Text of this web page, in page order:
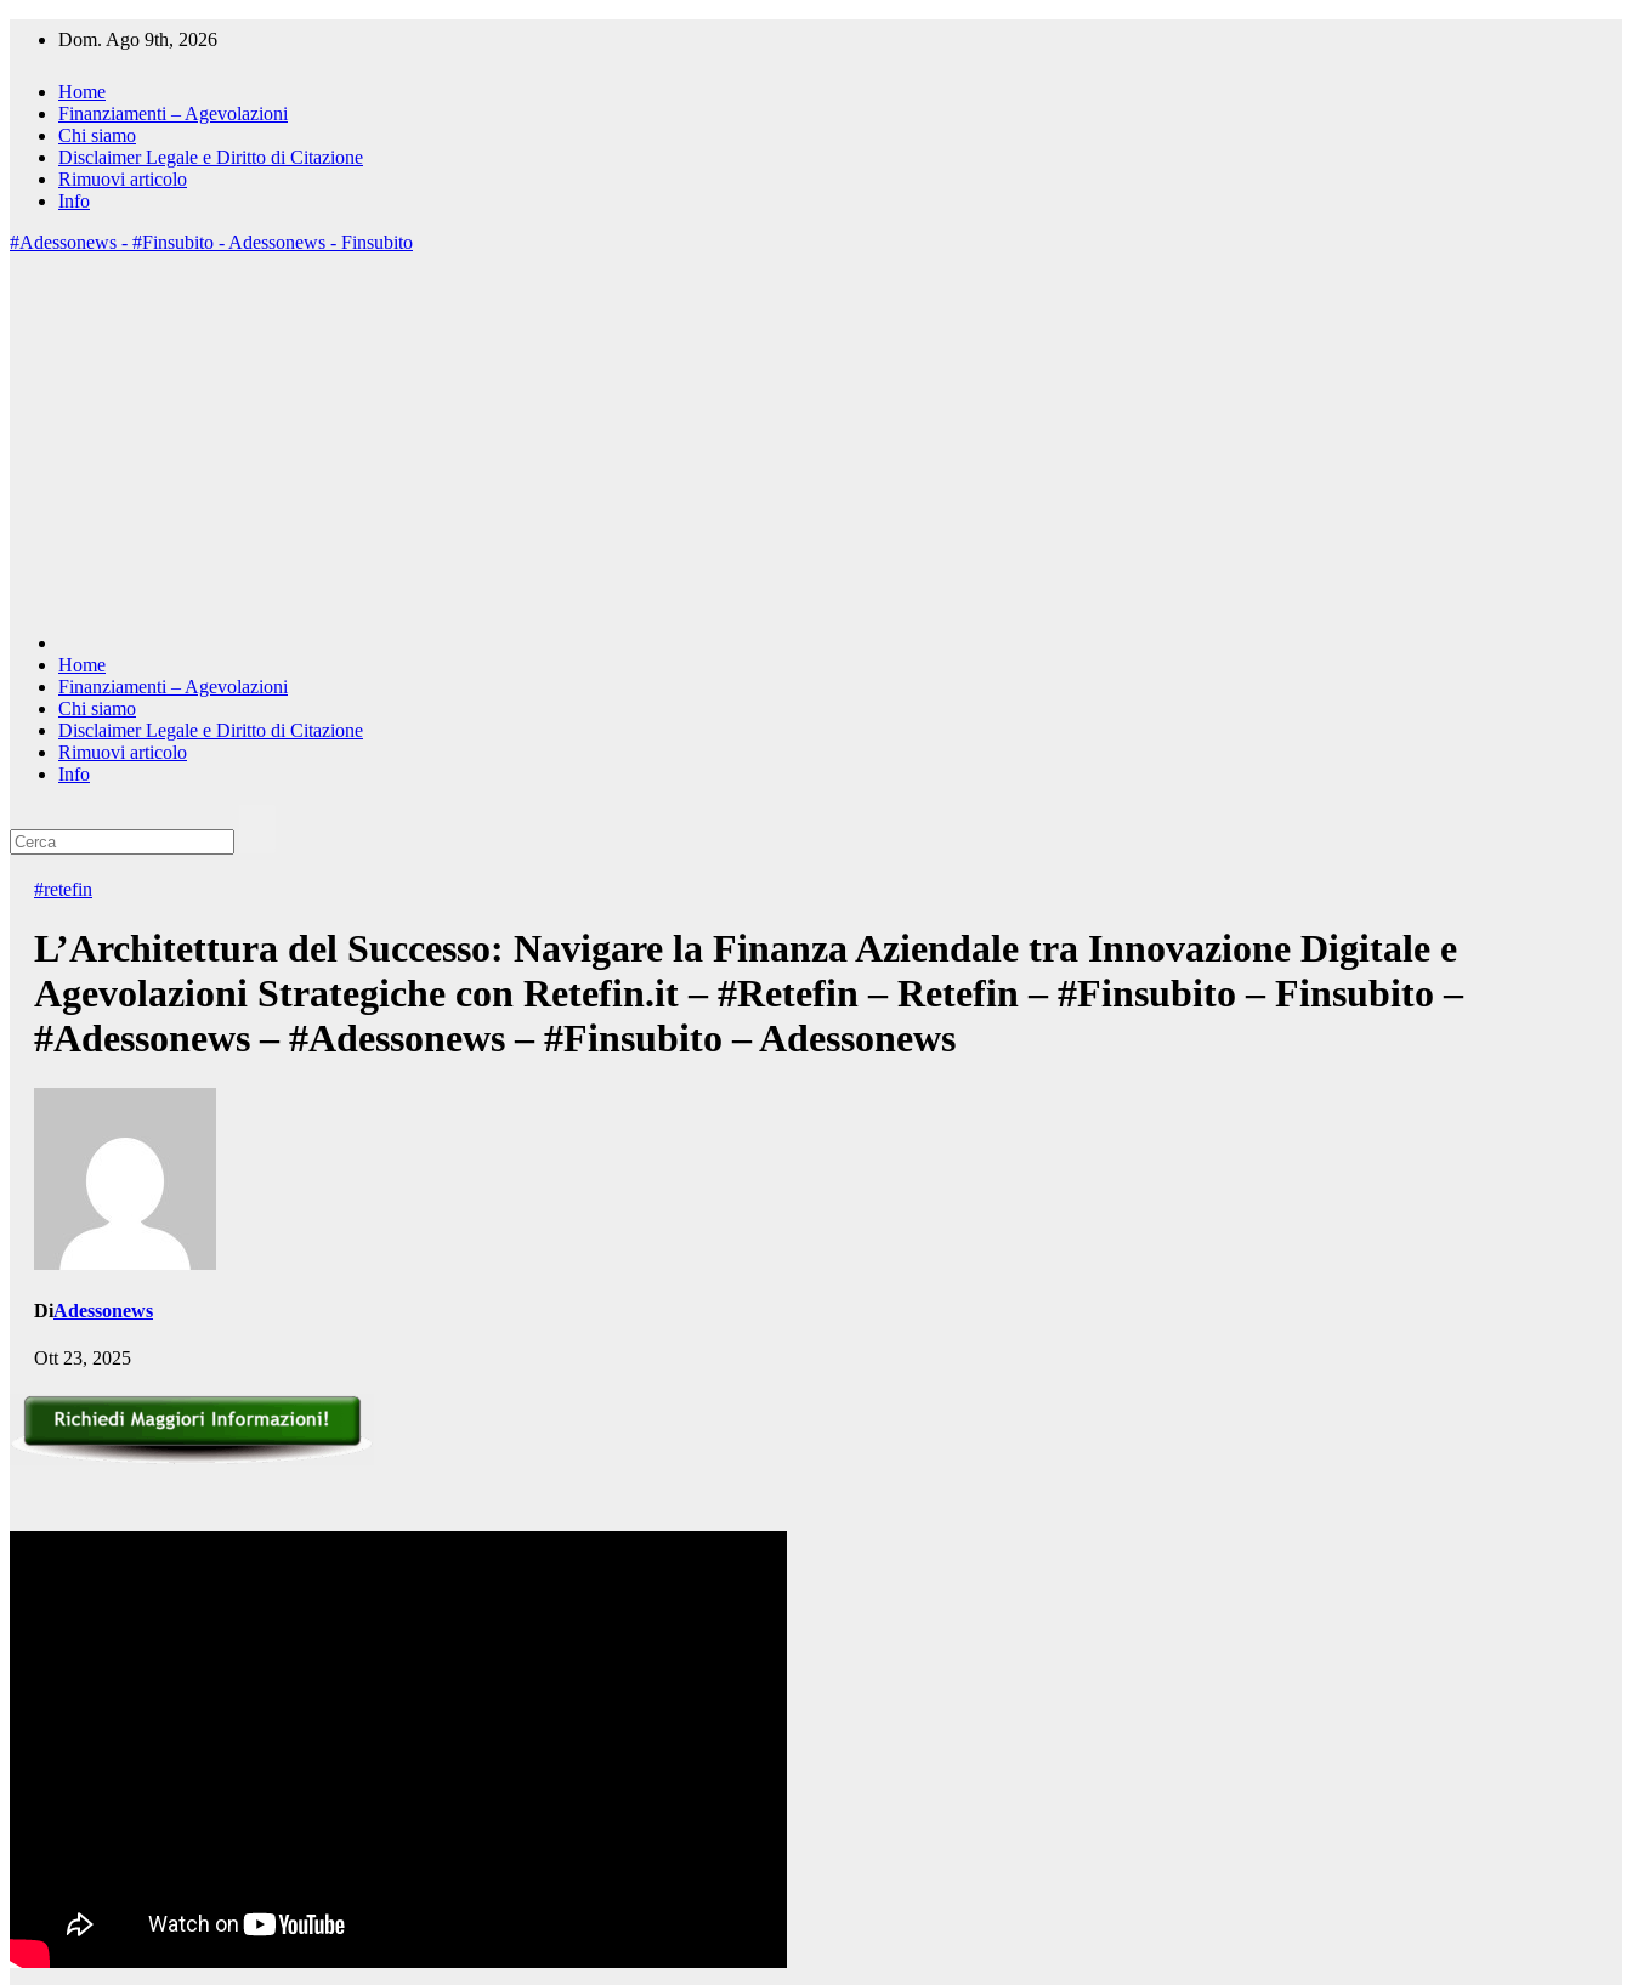
Dom. Ago 9th, 2026
Home
Finanziamenti – Agevolazioni
Chi siamo
Disclaimer Legale e Diritto di Citazione
Rimuovi articolo
Info
#Adessonews - #Finsubito - Adessonews - Finsubito
Home
Finanziamenti – Agevolazioni
Chi siamo
Disclaimer Legale e Diritto di Citazione
Rimuovi articolo
Info
#retefin
L’Architettura del Successo: Navigare la Finanza Aziendale tra Innovazione Digitale e
Agevolazioni Strategiche con Retefin.it – #Retefin – Retefin – #Finsubito – Finsubito –
#Adessonews – #Adessonews – #Finsubito – Adessonews
DiAdessonews
Ott 23, 2025